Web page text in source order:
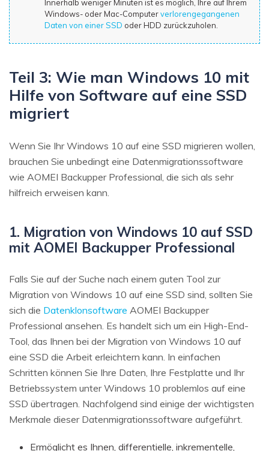
Innerhalb weniger Minuten ist es möglich, Ihre auf Ihrem
Windows- oder Mac-Computerverlorengegangenen
Daten von einer SSD oder HDD zurückzuholen.
Teil 3: Wie man Windows 10 mit
Hilfe von Software auf eine SSD
migriert
Wenn Sie Ihr Windows 10 auf eine SSD migrieren wollen,
brauchen Sie unbedingt eine Datenmigrationssoftware
wie AOMEI Backupper Professional, die sich als sehr
hilfreich erweisen kann.
1. Migration von Windows 10 auf SSD
mit AOMEI Backupper Professional
Falls Sie auf der Suche nach einem guten Tool zur
Migration von Windows 10 auf eine SSD sind, sollten Sie
sich die Datenklonsoftware AOMEI Backupper
Professional ansehen. Es handelt sich um ein High-End-
Tool, das Ihnen bei der Migration von Windows 10 auf
eine SSD die Arbeit erleichtern kann. In einfachen
Schritten können Sie Ihre Daten, Ihre Festplatte und Ihr
Betriebssystem unter Windows 10 problemlos auf eine
SSD übertragen. Nachfolgend sind einige der wichtigsten
Merkmale dieser Datenmigrationssoftware aufgeführt.
Ermöglicht es Ihnen, differentielle, inkrementelle,